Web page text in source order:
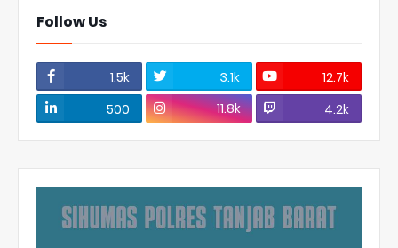
Follow Us
1.5k 3.1k
12.7k
500
11.8k 4.2k